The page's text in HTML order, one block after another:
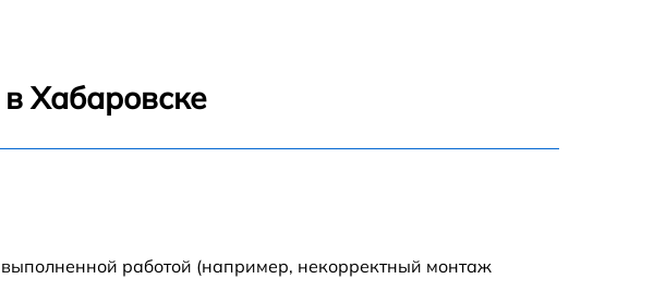
Хабаровске
работой (например, некорректный монтаж